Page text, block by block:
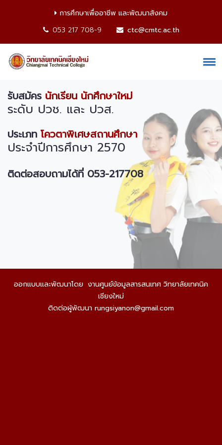
การศึกษาเพื่ออาชีพ และพัฒนาสังคม
053 217 708-9
ctc@cmtc.ac.th
รับสมัคร นักเรียน นักศึกษาใหม่
ระดับ ปวช. และ ปวส.
ประเภท โควตาพิเศษสถานศึกษา
ประจำปีการศึกษา 2570
ติดต่อสอบถามได้ที่ 053-217708
ออกแบบและพัฒนาโดย งานศูนย์ข้อมูลสารสนเทศ วิทยาลัยเทคนิค
เชียงใหม่
ติดต่อผู้พัฒนา rungsiyanon@gmail.com